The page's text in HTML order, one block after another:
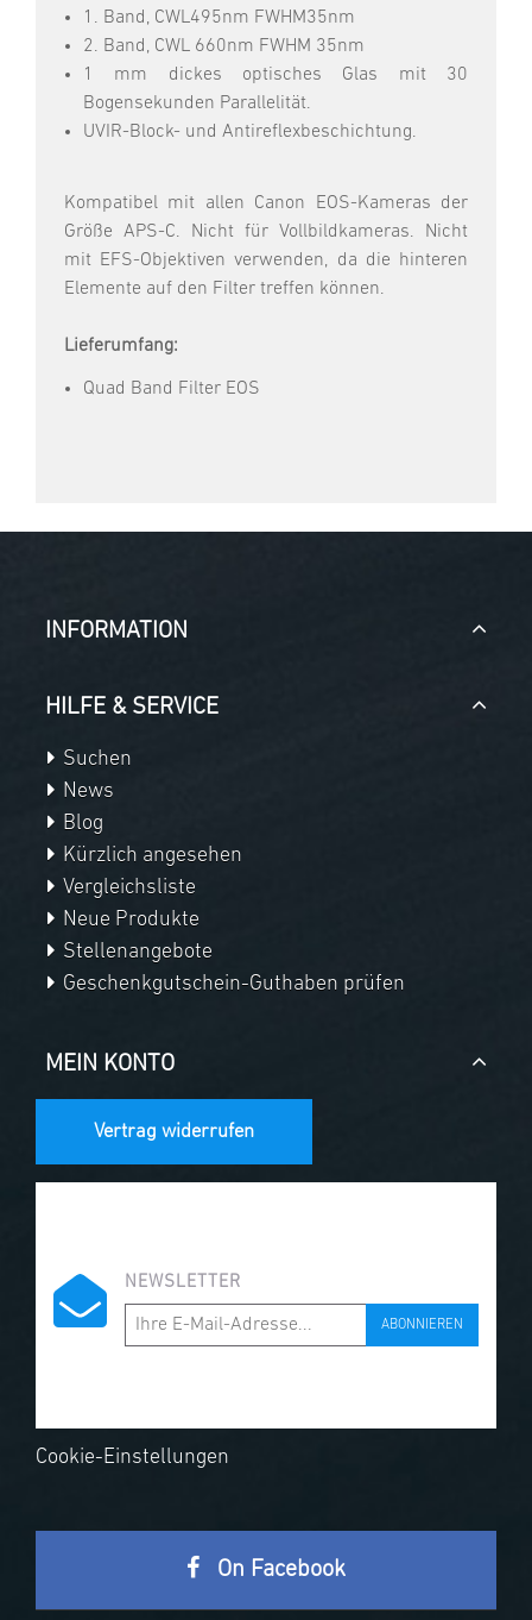
1. Band, CWL495nm FWHM35nm
2. Band, CWL 660nm FWHM 35nm
1 mm dickes optisches Glas mit 30
Bogensekunden Parallelität.
UVIR-Block- und Antireflexbeschichtung.
Kompatibel mit allen Canon EOS-Kameras der
Größe APS-C. Nicht für Vollbildkameras. Nicht
mit EFS-Objektiven verwenden, da die hinteren
Elemente auf den Filter treffen können.
Lieferumfang:
Quad Band Filter EOS
INFORMATION
HILFE & SERVICE
Suchen
News
Blog
Kürzlich angesehen
Vergleichsliste
Neue Produkte
Stellenangebote
Geschenkgutschein-Guthaben prüfen
MEIN KONTO
Vertrag widerrufen
NEWSLETTER
ABONNIEREN
Cookie-Einstellungen
On Facebook